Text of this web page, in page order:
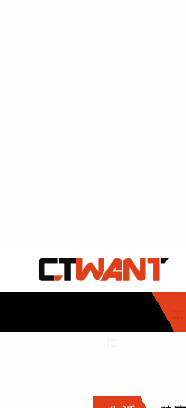
:::
社會首頁
時事
調查